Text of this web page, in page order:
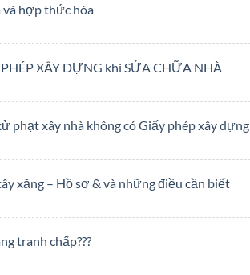
và hợp thức hóa
XÂY DỰNG khi SỬA CHỮA NHÀ
phạt xây nhà không có Giấy phép xây dựng
xăng – Hồ sơ & và những điều cần biết
tranh chấp???